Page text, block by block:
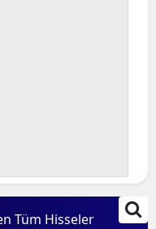
Çankırı
Çorum
Tüm Hisseler